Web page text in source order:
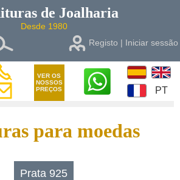
de Joalharia
Desde 1980
Registo | Iniciar sessão
VER OS
NOSSOS
PREÇOS
PT
para moedas
Prata 925